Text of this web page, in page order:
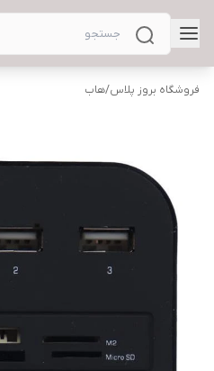
فروشگاه بروز پلاس/هاب